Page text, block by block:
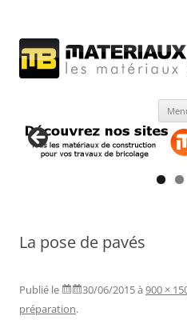
La pose de pavés
Publié le 30/06/2015à 900 ×
préparation.